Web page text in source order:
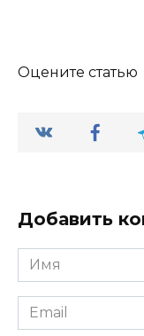
Оцените статью
Добавить
Имя
*
Email
*